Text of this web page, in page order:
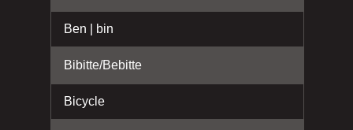
Ben | bin
Bibitte/Bebitte
Bicycle